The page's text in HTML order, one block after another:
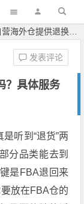
供退换货服务吗？具体服务是怎样的？
？具体服务
发表评论
听到“退货”两
分品类能去到
是FBA退回来
放在FBA仓的